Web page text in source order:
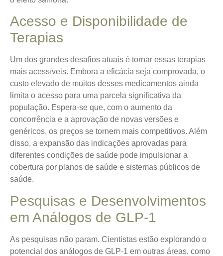
Acesso e Disponibilidade de
Terapias
Um dos grandes desafios atuais é tornar essas terapias
mais acessíveis. Embora a eficácia seja comprovada, o
custo elevado de muitos desses medicamentos ainda
limita o acesso para uma parcela significativa da
população. Espera-se que, com o aumento da
concorrência e a aprovação de novas versões e
genéricos, os preços se tornem mais competitivos. Além
disso, a expansão das indicações aprovadas para
diferentes condições de saúde pode impulsionar a
cobertura por planos de saúde e sistemas públicos de
saúde.
Pesquisas e Desenvolvimentos
em Análogos de GLP-1
As pesquisas não param. Cientistas estão explorando o
potencial dos análogos de GLP-1 em outras áreas, como